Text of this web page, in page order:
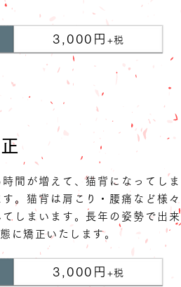
3,000円 +税
間が増えて、猫背になってしま
。猫背は肩こり・腰痛など様々
しまいます。長年の姿勢で出来
に矯正いたします。
3,000円 +税